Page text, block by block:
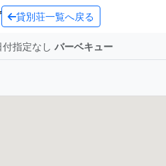
貸別荘一覧へ戻る
指定なし バーベキュー